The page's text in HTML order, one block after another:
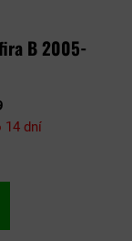
B 2005-
14 dní